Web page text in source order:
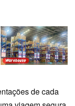
de cada